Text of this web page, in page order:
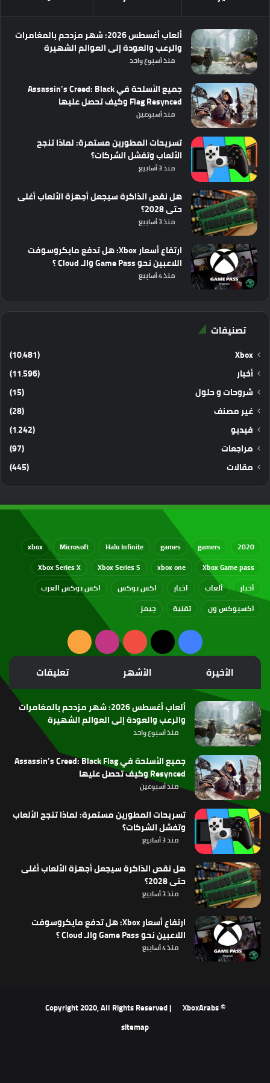
ألعاب أغسطس 2026: شهر مزدحم بالمغامرات
والرعب والعودة إلى العوالم الشهيرة
منذ أسبوع واحد
جميع الأسلحة في Assassin’s Creed: Black
Flag Resynced وكيف تحصل عليها
منذ أسبوعين
تسريحات المطورين مستمرة: لماذا تنجح
الألعاب وتفشل الشركات؟
منذ 3 أسابيع
هل نقص الذاكرة سيجعل أجهزة الألعاب أغلى
حتى 2028؟
منذ 3 أسابيع
ارتفاع أسعار Xbox: هل تدفع مايكروسوفت
اللاعبين نحو Game Pass والـ Cloud ؟
منذ 4 أسابيع
تصنيفات
Xbox
(10٬481)
أخبار
(11٬596)
شروحات و حلول
(15)
غير مصنف
(28)
فيديو
(1٬242)
مراجعات
(97)
مقالات
(445)
2020
gamers
games
Halo Infinite
Microsoft
xbox
Xbox Game pass
xbox one
Xbox Series S
Xbox Series X
أخبار
ألعاب اخبار اكس بوكس
اكس بوكس العرب
اكسبوكس ون
تقنية جيمز
فيسبوك
‫X
‫YouTubeانستقرامملخص
الموقع
RSS
الأخيرة الأشهر تعليقات
ألعاب أغسطس 2026: شهر مزدحم بالمغامرات
والرعب والعودة إلى العوالم الشهيرة
منذ أسبوع واحد
جميع الأسلحة في Assassin’s Creed: Black Flag
Resynced وكيف تحصل عليها
منذ أسبوعين
تسريحات المطورين مستمرة: لماذا تنجح الألعاب
وتفشل الشركات؟
منذ 3 أسابيع
هل نقص الذاكرة سيجعل أجهزة الألعاب أغلى
حتى 2028؟
منذ 3 أسابيع
ارتفاع أسعار Xbox: هل تدفع مايكروسوفت
اللاعبين نحو Game Pass والـ Cloud ؟
منذ 4 أسابيع
© Copyright 2020, All Rights Reserved |
XboxArabs
sitemap